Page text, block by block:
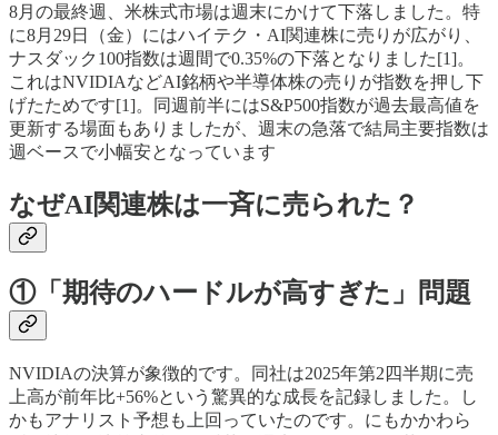
8月の最終週、米株式市場は週末にかけて下落しました。特
に8月29日（金）にはハイテク・AI関連株に売りが広がり、
ナスダック100指数は週間で0.35%の下落となりました[1]。
これはNVIDIAなどAI銘柄や半導体株の売りが指数を押し下
げたためです[1]。同週前半にはS&P500指数が過去最高値を
更新する場面もありましたが、週末の急落で結局主要指数は
週ベースで小幅安となっています
なぜAI関連株は一斉に売られた？
①「期待のハードルが高すぎた」問題
NVIDIAの決算が象徴的です。同社は2025年第2四半期に売
上高が前年比+56%という驚異的な成長を記録しました。し
かもアナリスト予想も上回っていたのです。にもかかわら